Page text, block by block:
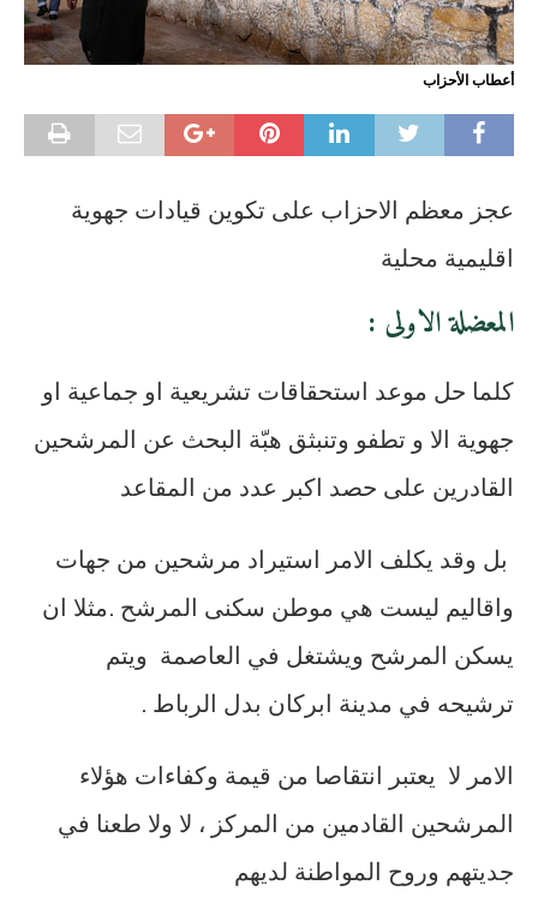
أعطاب الأحزاب
عجز معظم الاحزاب على تكوين قيادات جهوية
اقليمية محلية
المعضلة الاولى :
كلما حل موعد استحقاقات تشريعية او جماعية او
جهوية الا و تطفو وتنبثق هبّة البحث عن المرشحين
القادرين على حصد اكبر عدد من المقاعد
بل وقد يكلف الامر استيراد مرشحين من جهات
واقاليم ليست هي موطن سكنى المرشح .مثلا ان
يسكن المرشح ويشتغل في العاصمة ويتم
ترشيحه في مدينة ابركان بدل الرباط .
الامر لا يعتبر انتقاصا من قيمة وكفاءات هؤلاء
المرشحين القادمين من المركز ، لا ولا طعنا في
جديتهم وروح المواطنة لديهم